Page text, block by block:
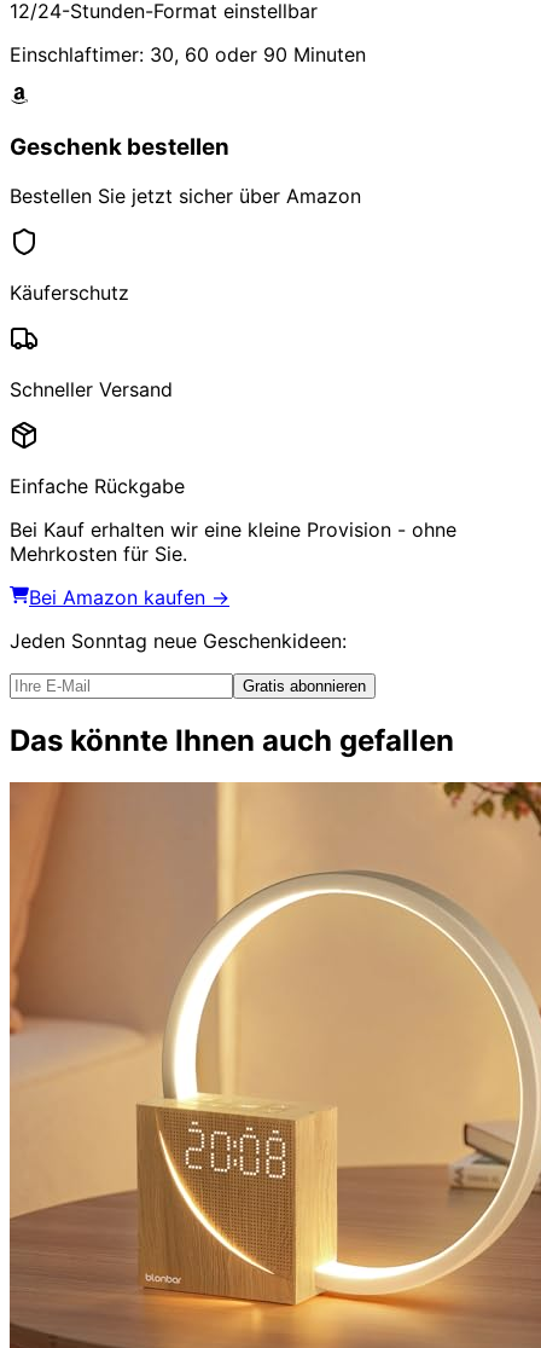
12/24-Stunden-Format einstellbar
Einschlaftimer: 30, 60 oder 90 Minuten
Geschenk bestellen
Bestellen Sie jetzt sicher über Amazon
Käuferschutz
Schneller Versand
Einfache Rückgabe
Bei Kauf erhalten wir eine kleine Provision - ohne
Mehrkosten für Sie.
Bei Amazon kaufen →
Jeden Sonntag neue Geschenkideen:
Gratis abonnieren
Das könnte Ihnen auch gefallen